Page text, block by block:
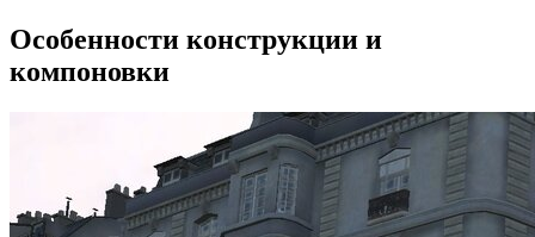
Особенности конструкции и
компоновки